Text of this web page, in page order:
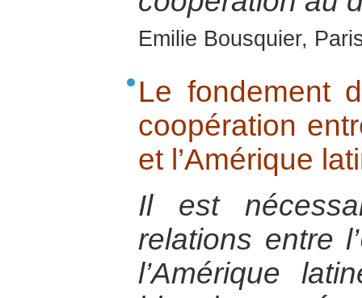
Emilie Bousquier,
Le fondement
coopération
et l’Amérique
Il est
relations entre
l’Amérique